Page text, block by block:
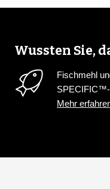
Wussten Sie,
Fischmehl
Mehr